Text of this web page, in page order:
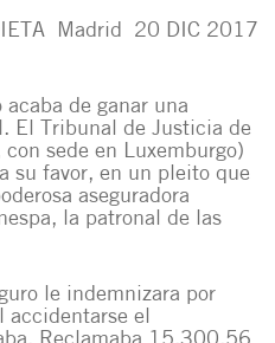
Madrid 20 DIC 2017
de ganar una
El Tribunal de Justicia de
sede en Luxemburgo)
a su favor, en un pleito que
aseguradora
la patronal de las
le indemnizara por
accidentarse el